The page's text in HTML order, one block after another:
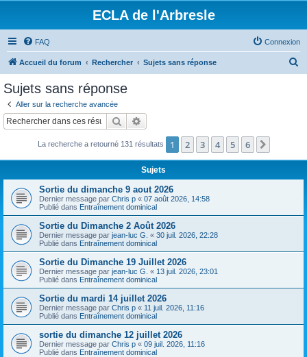
ECLA de l'Arbresle
FAQ Connexion
Accueil du forum Rechercher Sujets sans réponse
c
Sujets sans réponse
Aller sur la recherche avancée
Rechercher
La recherche a retourné 131 résultats 1 2 3 4 5 6
Sujets
Sortie du dimanche 9 aout 2026
Dernier message par Chris p « 07 août 2026, 14:58
Publié dans Entraînement dominical
Sortie du Dimanche 2 Août 2026
Dernier message par jean-luc G. « 30 juil. 2026, 22:28
Publié dans Entraînement dominical
Sortie du Dimanche 19 Juillet 2026
Dernier message par jean-luc G. « 13 juil. 2026, 23:01
Publié dans Entraînement dominical
Sortie du mardi 14 juillet 2026
Dernier message par Chris p « 11 juil. 2026, 11:16
Publié dans Entraînement dominical
sortie du dimanche 12 juillet 2026
Dernier message par Chris p « 09 juil. 2026, 11:16
Publié dans Entraînement dominical